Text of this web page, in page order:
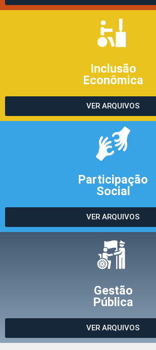
Inclusão
Econômica
VER ARQUIVOS
Participação
Social
VER ARQUIVOS
Gestão
Pública
VER ARQUIVOS